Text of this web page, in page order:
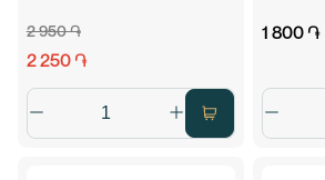
2 950 ֏
2 250 ֏
1 800 ֏